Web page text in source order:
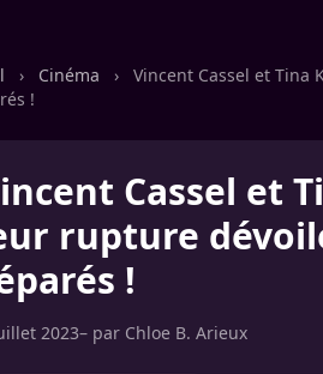
› Cinéma ›
Vincent Cassel et Tina
!
Cassel et
rupture
!
2023– par Chloe B. Arieux